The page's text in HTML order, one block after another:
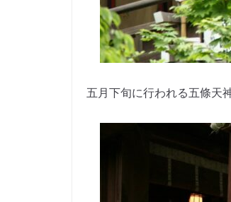
五月下旬に行われる五條天